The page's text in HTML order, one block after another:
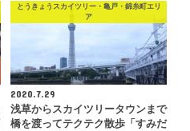
とうきょうスカイツリー・亀戸・錦糸町エリ
ア
2020.7.29
浅草からスカイツリータウンまで
橋を渡ってテクテク散歩「すみだ